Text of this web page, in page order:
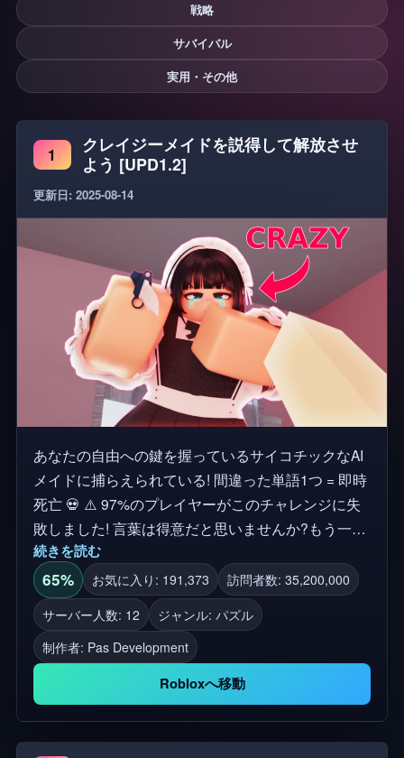
戦略
サバイバル
実用・その他
1
クレイジーメイドを説得して解放させ
よう [UPD1.2]
更新日: 2025-08-14
あなたの自由への鍵を握っているサイコチックなAI
メイドに捕らえられている! 間違った単語1つ = 即時
死亡 💀 ⚠️ 97%のプレイヤーがこのチャレンジに失
敗しました! 言葉は得意だと思いませんか?もう一度
考えてみてください。 💬 彼女を説得したり、より
賢くなったり...あるいは、その結果に苦しむこと。
あなたが3%に入っていることを証明する準備がで
きていますか? 幸運を...必要になるよ。 🔒 このゲー
ムには18歳以上コンテンツは含まれていません。 遊
び心のある、誇張されたトーンで、まじめなもので
はないので、冷たい、ただのゲームだ。 Powered
by Pollinations.ai... まじめに、それがやっていること
はクレイジーです。 🐛 ゲームはまだベータ版です
続きを読む
65% お気に入り: 191,373
訪問者数: 35,200,000
サーバー人数: 12
ジャンル: パズル
制作者: Pas Development
Robloxへ移動